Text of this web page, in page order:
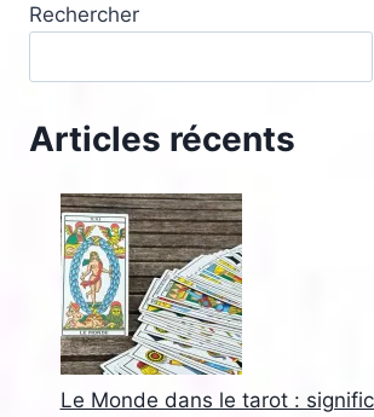
Rechercher
Articles récents
Le Monde dans le tarot :